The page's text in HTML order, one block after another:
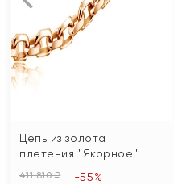
Цепь из золота
плетения "Якорное"
411 810 ₽ -55%